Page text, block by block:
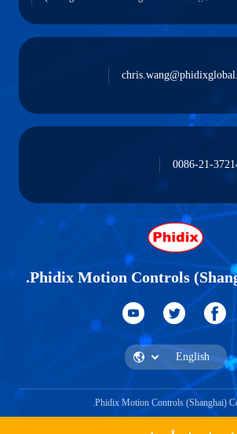
0086-21-
Phidix Motion Controls
Phidix Motion Controls (Shanghai)